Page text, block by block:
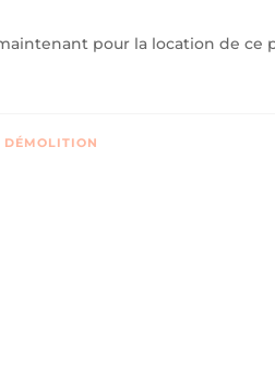
pour la location de ce
DÉMOLITION